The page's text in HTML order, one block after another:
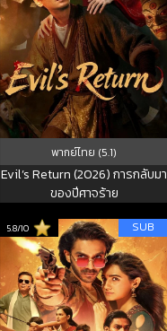
พากย์ไทย (5.1)
Evil’s Return (2026) การกลับมา
ของปีศาจร้าย
5.8/10 SUB